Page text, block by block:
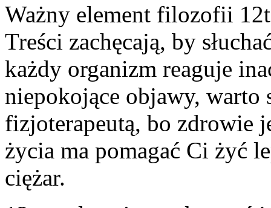
Ważny element filozofii
Treści zachęcają, by
każdy organizm reaguje
niepokojące objawy, warto
fizjoterapeutą, bo zdrowie
życia ma pomagać Ci żyć
ciężar.